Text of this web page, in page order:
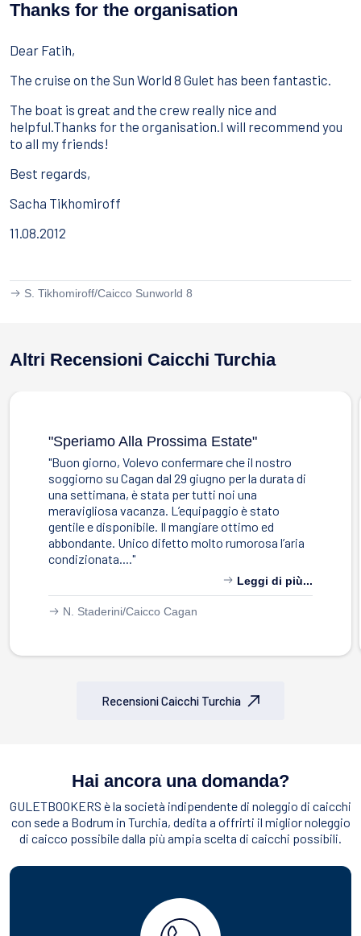
Stai Cercando un Caicco?
Thanks for the organisation
Dear Fatih,
The cruise on the Sun World 8 Gulet has been fantastic.
The boat is great and the crew really nice and
helpful.Thanks for the organisation.I will recommend you
to all my friends!
Best regards,
Sacha Tikhomiroff
11.08.2012
S. Tikhomiroff/Caicco Sunworld 8
Altri Recensioni Caicchi Turchia
"speriamo Alla Prossima Estate"
"Buon giorno, Volevo confermare che il nostro
soggiorno su Cagan dal 29 giugno per la durata di
una settimana, è stata per tutti noi una
meravigliosa vacanza. L’equipaggio è stato
gentile e disponibile. Il mangiare ottimo ed
abbondante. Unico difetto molto rumorosa l’aria
condizionata...."
Leggi di più...
N. Staderini/Caicco Cagan
Recensioni Caicchi Turchia
Hai ancora una domanda?
GULETBOOKERS è la società indipendente di noleggio di caicchi
con sede a Bodrum in Turchia, dedita a offrirti il miglior noleggio
di caicco possibile dalla più ampia scelta di caicchi possibili.